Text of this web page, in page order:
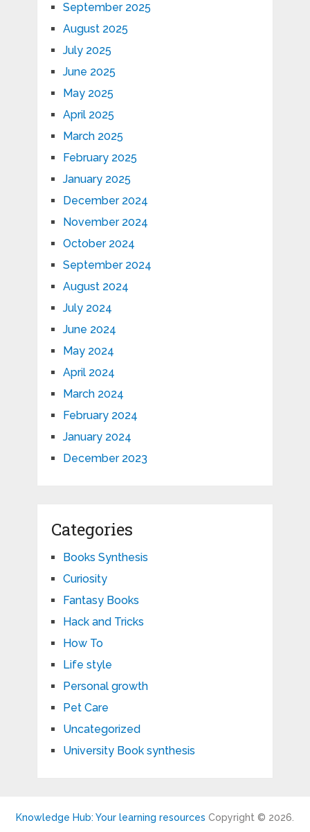
September 2025
August 2025
July 2025
June 2025
May 2025
April 2025
March 2025
February 2025
January 2025
December 2024
November 2024
October 2024
September 2024
August 2024
July 2024
June 2024
May 2024
April 2024
March 2024
February 2024
January 2024
December 2023
Categories
Books Synthesis
Curiosity
Fantasy Books
Hack and Tricks
How To
Life style
Personal growth
Pet Care
Uncategorized
University Book synthesis
Knowledge Hub: Your learning resources Copyright © 2026.